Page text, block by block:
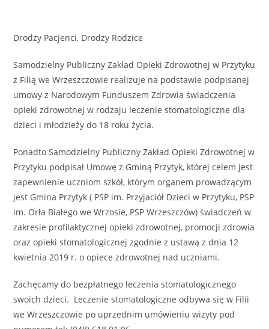
Drodzy Pacjenci, Drodzy Rodzice
Samodzielny Publiczny Zakład Opieki Zdrowotnej w Przytyku
z Filią we Wrzeszczowie realizuje na podstawie podpisanej
umowy z Narodowym Funduszem Zdrowia świadczenia
opieki zdrowotnej w rodzaju leczenie stomatologiczne dla
dzieci i młodzieży do 18 roku życia.
Ponadto Samodzielny Publiczny Zakład Opieki Zdrowotnej w
Przytyku podpisał Umowę z Gminą Przytyk, której celem jest
zapewnienie uczniom szkół, którym organem prowadzącym
jest Gmina Przytyk ( PSP im. Przyjaciół Dzieci w Przytyku, PSP
im. Orła Białego we Wrzosie, PSP Wrzeszczów) świadczeń w
zakresie profilaktycznej opieki zdrowotnej, promocji zdrowia
oraz opieki stomatologicznej zgodnie z ustawą z dnia 12
kwietnia 2019 r. o opiece zdrowotnej nad uczniami.
Zachęcamy do bezpłatnego leczenia stomatologicznego
swoich dzieci. Leczenie stomatologiczne odbywa się w Filii
we Wrzeszczowie po uprzednim umówieniu wizyty pod